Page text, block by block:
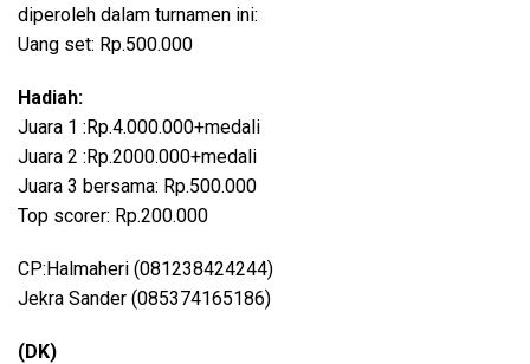
diperoleh dalam turnamen ini:
Uang set: Rp.500.000
Hadiah:
Juara 1 :Rp.4.000.000+medali
Juara 2 :Rp.2000.000+medali
Juara 3 bersama: Rp.500.000
Top scorer: Rp.200.000
CP:Halmaheri (081238424244)
Jekra Sander (085374165186)
(DK)